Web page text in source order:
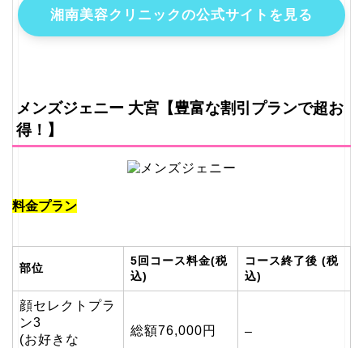
湘南美容クリニックの公式サイトを見る
メンズジェニー 大宮【豊富な割引プランで超お
得！】
料金プラン
部位
5回コース料金(税
込)
コース終了後 (税
込)
顔セレクトプラ
ン3
(お好きな
総額76,000円 –